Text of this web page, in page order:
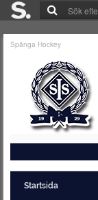
Spånga Hockey
Startsida